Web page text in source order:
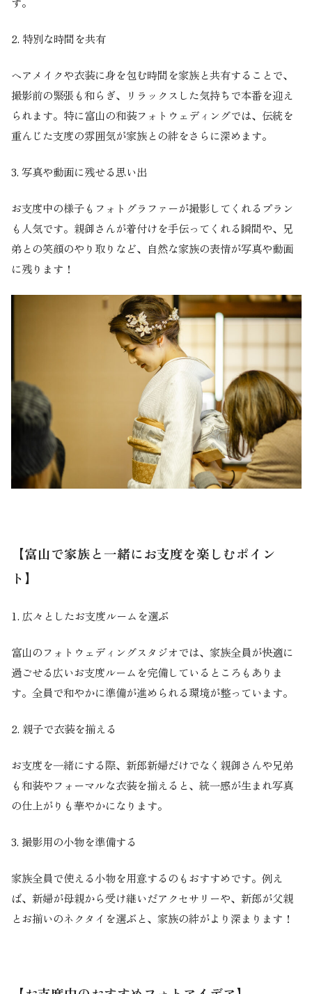
2. 特別な時間を共有
ヘアメイクや衣装に身を包む時間を家族と共有することで、
撮影前の緊張も和らぎ、リラックスした気持ちで本番を迎え
られます。特に富山の和装フォトウェディングでは、伝統を
重んじた支度の雰囲気が家族との絆をさらに深めます。
3. 写真や動画に残せる思い出
お支度中の様子もフォトグラファーが撮影してくれるプラン
も人気です。親御さんが着付けを手伝ってくれる瞬間や、兄
弟との笑顔のやり取りなど、自然な家族の表情が写真や動画
に残ります！
【富山で家族と一緒にお支度を楽しむポイン
ト】
1. 広々としたお支度ルームを選ぶ
富山のフォトウェディングスタジオでは、家族全員が快適に
過ごせる広いお支度ルームを完備しているところもありま
す。全員で和やかに準備が進められる環境が整っています。
2. 親子で衣装を揃える
お支度を一緒にする際、新郎新婦だけでなく親御さんや兄弟
も和装やフォーマルな衣装を揃えると、統一感が生まれ写真
の仕上がりも華やかになります。
3. 撮影用の小物を準備する
家族全員で使える小物を用意するのもおすすめです。例え
ば、新婦が母親から受け継いだアクセサリーや、新郎が父親
とお揃いのネクタイを選ぶと、家族の絆がより深まります！